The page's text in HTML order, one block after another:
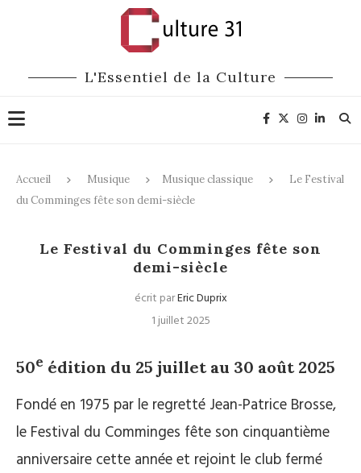
L'Essentiel de la Culture
Accueil Musique Musique classique
Le Festival
du Comminges fête son demi-siècle
Le Festival du Comminges fête son
demi-siècle
écrit parEric Duprix
1 juillet 2025
50e édition du 25 juillet au 30 août 2025
Fondé en 1975 par le regretté Jean-Patrice Brosse,
le Festival du Comminges fête son cinquantième
anniversaire cette année et rejoint le club fermé